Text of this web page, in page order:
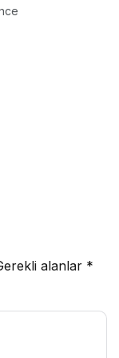
Yeni Merkezi
alanlar *